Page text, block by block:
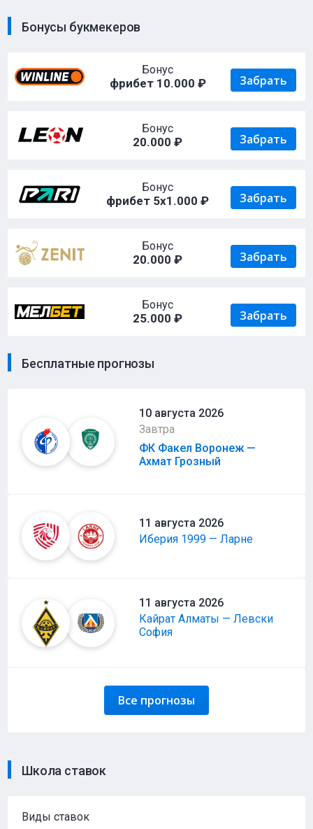
Бонусы букмекеров
Бонус
фрибет 10.000 ₽ Забрать
Бонус
20.000 ₽ Забрать
Бонус
фрибет 5х1.000 ₽ Забрать
Бонус
20.000 ₽ Забрать
Бонус
25.000 ₽ Забрать
Бесплатные прогнозы
10 августа 2026
Завтра
ФК Факел Воронеж —
Ахмат Грозный
11 августа 2026
Иберия 1999 — Ларне
11 августа 2026
Кайрат Алматы — Левски
София
Все прогнозы
Школа ставок
Виды ставок